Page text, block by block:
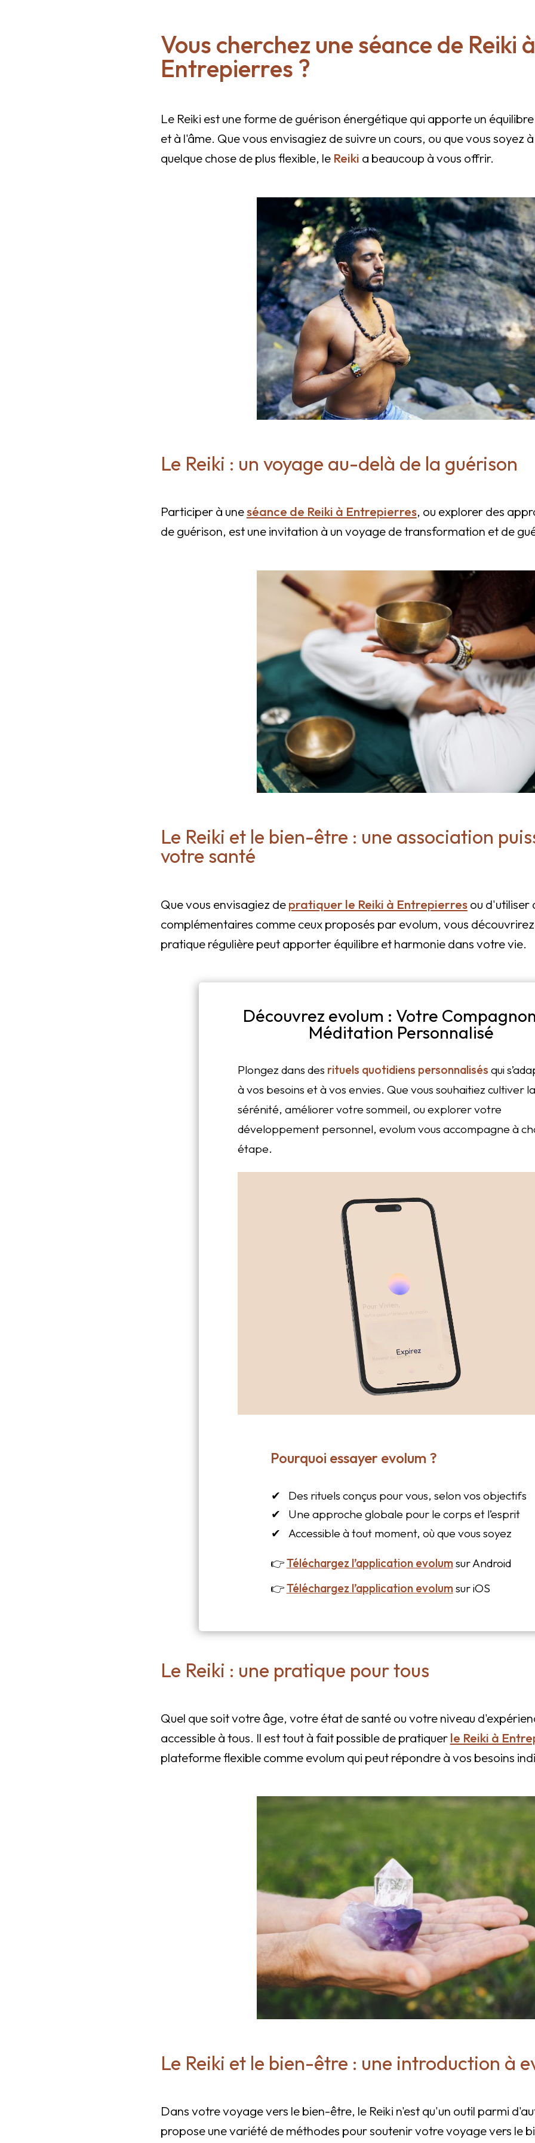
Vous cherchez une séance de Reiki à
Entrepierres ?
Le Reiki est une forme de guérison énergétique qui apporte un
et à l'âme. Que vous envisagiez de suivre un cours, ou que vous soyez
quelque chose de plus flexible, le Reiki a beaucoup à vous offrir.
Le Reiki : un voyage au-delà de la guérison
Participer à uneséance de Reiki à Entrepierres, ou explorer des
de guérison, est une invitation à un voyage de transformation et de
Le Reiki et le bien-être : une association
votre santé
Que vous envisagiez depratiquer le Reiki à Entrepierresou d'utiliser
complémentaires comme ceux proposés par evolum, vous
pratique régulière peut apporter équilibre et harmonie dans votre vie.
Découvrez evolum : Votre
Méditation Personnalisé
Plongez dans des rituels quotidiens personnalisés qui
à vos besoins et à vos envies. Que vous souhaitiez cultiver la
sérénité, améliorer votre sommeil, ou explorer votre
développement personnel, evolum vous accompagne à
étape.
Pourquoi essayer evolum ?
Des rituels conçus pour vous, selon vos objectifs
Une approche globale pour le corps et l’esprit
Accessible à tout moment, où que vous soyez
👉Téléchargez l’application evolumsur Android
👉Téléchargez l’application evolumsur iOS
Le Reiki : une pratique pour tous
Quel que soit votre âge, votre état de santé ou votre niveau
accessible à tous. Il est tout à fait possible de pratiquerle Reiki à
plateforme flexible comme evolum qui peut répondre à vos besoins
Le Reiki et le bien-être : une introduction à
Dans votre voyage vers le bien-être, le Reiki n'est qu'un outil parmi
propose une variété de méthodes pour soutenir votre voyage vers le